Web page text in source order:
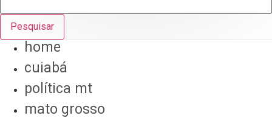
Pesquisar
home
cuiabá
política mt
mato grosso